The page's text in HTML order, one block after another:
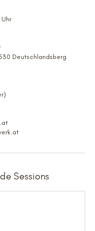
Deutschlandsberg
Sessions